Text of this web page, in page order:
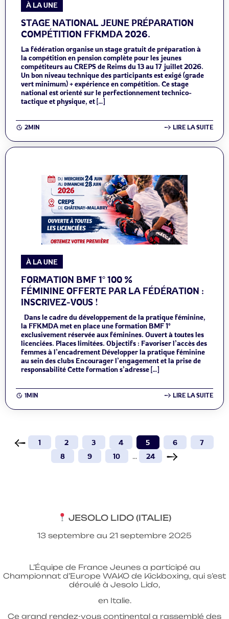
À LA UNE
STAGE NATIONAL JEUNE PRÉPARATION
COMPÉTITION FFKMDA 2026.
La fédération organise un stage gratuit de préparation à
la compétition en pension complète pour les jeunes
compétiteurs au CREPS de Reims du 13 au 17 juillet 2026.
Un bon niveau technique des participants est exigé (grade
vert minimum) + expérience en compétition. Ce stage
national est orienté sur le perfectionnement technico-
tactique et physique, et […]
2MIN LIRE LA SUITE
À LA UNE
FORMATION BMF 1° 100 %
FÉMININE OFFERTE PAR LA FÉDÉRATION :
INSCRIVEZ-VOUS !
Dans le cadre du développement de la pratique féminine,
la FFKMDA met en place une formation BMF 1°
exclusivement réservée aux féminines. Ouvert à toutes les
licenciées. Places limitées. Objectifs : Favoriser l’accès des
femmes à l’encadrement Développer la pratique féminine
au sein des clubs Encourager l’engagement et la prise de
responsabilité Cette formation s’adresse […]
1MIN LIRE LA SUITE
1 2 3 4 5 6
7
8
9 10 ... 24
JESOLO LIDO (ITALIE)
13 septembre au 21 septembre 2025
L’Équipe de France Jeunes a participé au
Championnat d’Europe WAKO de Kickboxing, qui s’est
déroulé à Jesolo Lido,
en Italie.
Ce grand rendez-vous continental a rassemblé des